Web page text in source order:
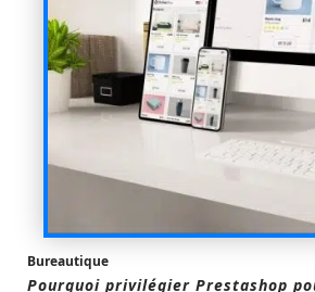
Bureautique
Pourquoi privilégier Prestashop